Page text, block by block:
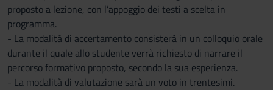
proposto a lezione, con l’appoggio dei testi a scelta in
programma.
- La modalità di accertamento consisterà in un colloquio orale
durante il quale allo studente verrà richiesto di narrare il
percorso formativo proposto, secondo la sua esperienza.
- La modalità di valutazione sarà un voto in trentesimi.